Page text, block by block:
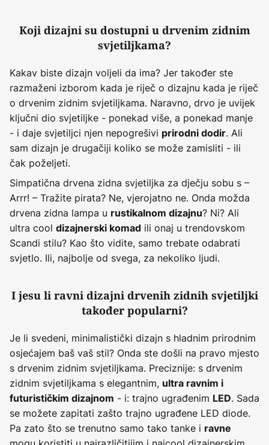
Koji dizajni su dostupni u drvenim zidnim
svjetiljkama?
Kakav biste dizajn voljeli da ima? Jer također ste
razmaženi izborom kada je riječ o dizajnu kada je riječ
o drvenim zidnim svjetiljkama. Naravno, drvo je uvijek
ključni dio svjetiljke - ponekad više, a ponekad manje
- i daje svjetiljci njen nepogrešivi prirodni dodir. Ali
sam dizajn je drugačiji koliko se može zamisliti - ili
čak poželjeti.
Simpatična drvena zidna svjetiljka za dječju sobu s –
Arrr! – Tražite pirata? Ne, vjerojatno ne. Onda možda
drvena zidna lampa u rustikalnom dizajnu? Ni? Ali
ultra cool dizajnerski komad ili onaj u trendovskom
Scandi stilu? Kao što vidite, samo trebate odabrati
svjetlo. Ili, najbolje od svega, za nekoliko ljudi.
I jesu li ravni dizajni drvenih zidnih svjetiljki
također popularni?
Je li svedeni, minimalistički dizajn s hladnim prirodnim
osjećajem baš vaš stil? Onda ste došli na pravo mjesto
s drvenim zidnim svjetiljkama. Preciznije: s drvenim
zidnim svjetiljkama s elegantnim, ultra ravnim i
futurističkim dizajnom - i: trajno ugrađenim LED. Sada
se možete zapitati zašto trajno ugrađene LED diode.
Pa zato što se trenutno samo tako tanke i ravne